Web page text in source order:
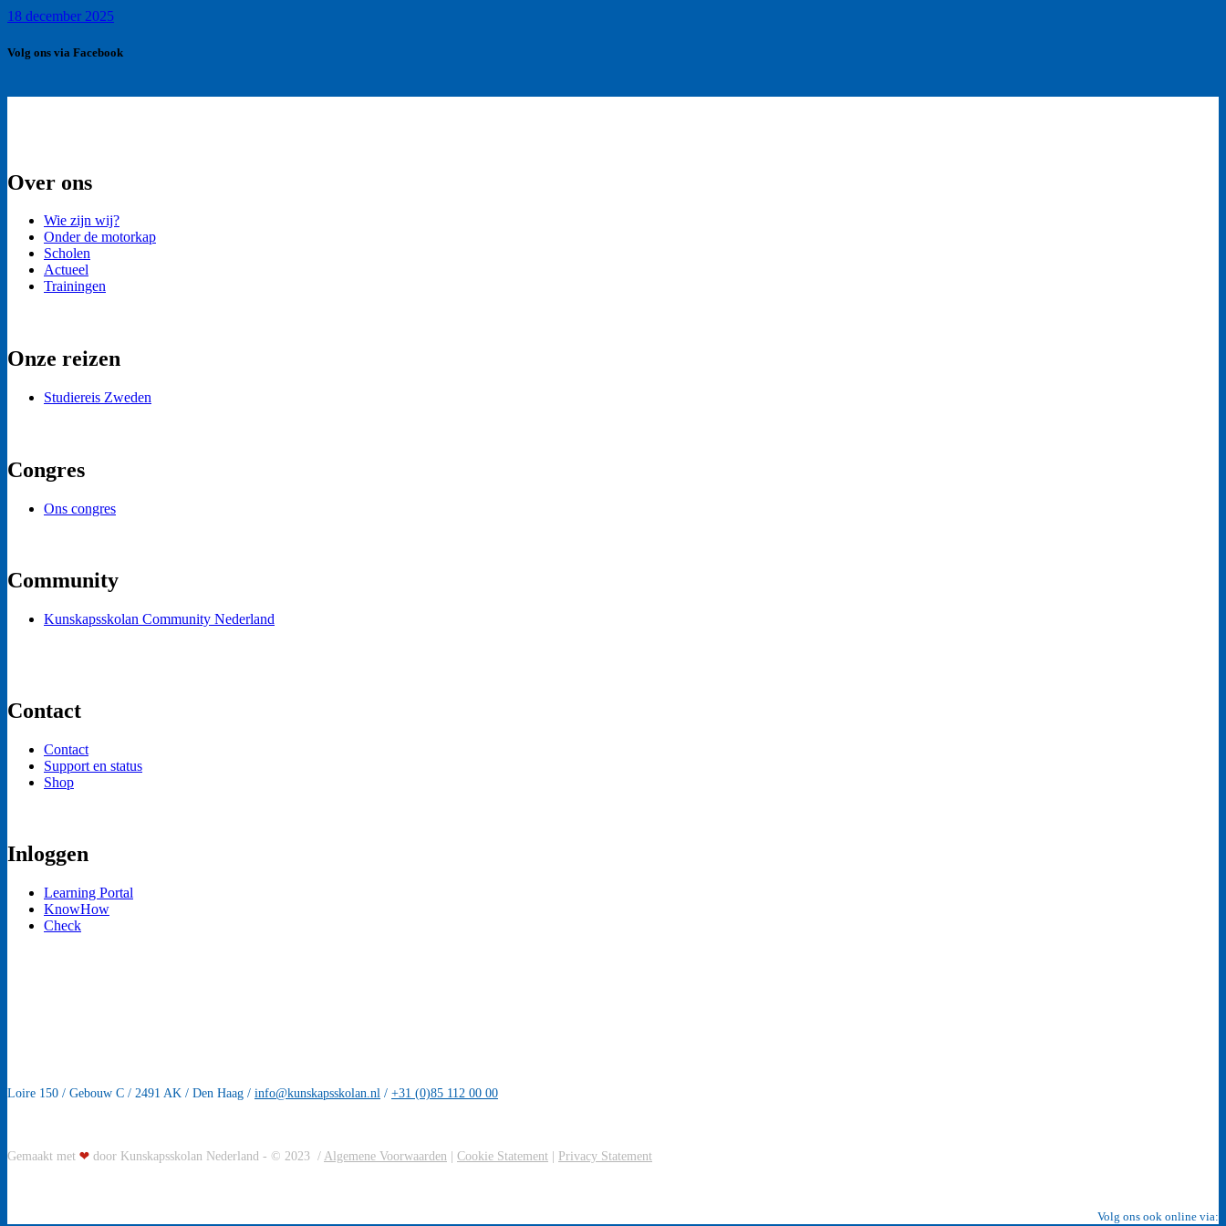
18 december 2025
Volg ons via Facebook
Over ons
Wie zijn wij?
Onder de motorkap
Scholen
Actueel
Trainingen
Onze reizen
Studiereis Zweden
Congres
Ons congres
Community
Kunskapsskolan Community Nederland
Contact
Contact
Support en status
Shop
Inloggen
Learning Portal
KnowHow
Check
Loire 150 / Gebouw C / 2491 AK / Den Haag / info@kunskapsskolan.nl / +31 (0)85 112 00 00
Gemaakt met ❤ door Kunskapsskolan Nederland - © 2023 / Algemene Voorwaarden Cookie Statement Privacy Statement
Volg ons ook online via: